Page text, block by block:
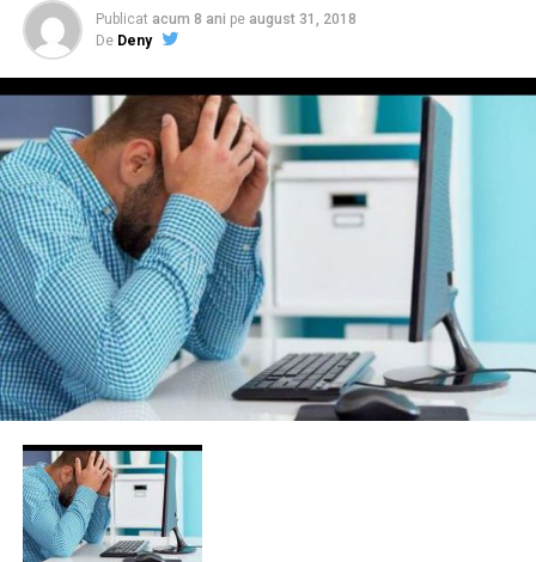
Publicat acum 8 ani pe august 31, 2018
De Deny